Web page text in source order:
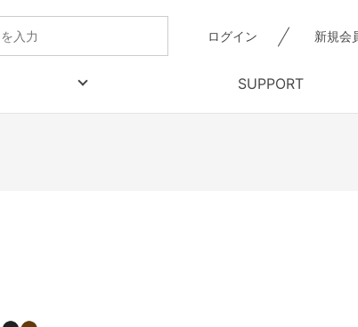
ログイン 新規会
SUPPORT